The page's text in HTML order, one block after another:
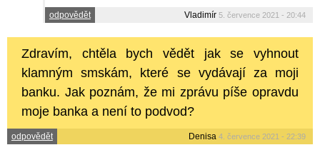
odpovědět Vladimír 5. července 2021 - 20:44
Zdravím, chtěla bych vědět jak se vyhnout
klamným smskám, které se vydávají za moji
banku. Jak poznám, že mi zprávu píše opravdu
moje banka a není to podvod?
odpovědět Denisa 4. července 2021 - 22:39